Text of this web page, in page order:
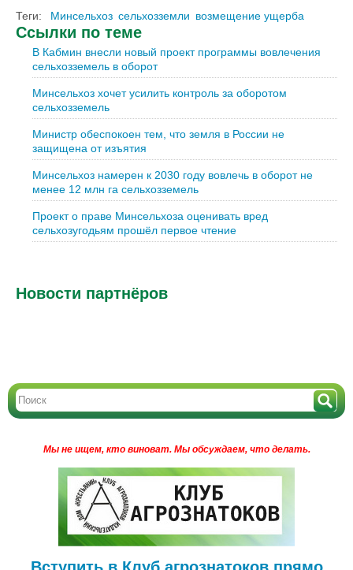
Теги:
Минсельхоз сельхозземли возмещение ущерба
Ссылки по теме
В Кабмин внесли новый проект программы вовлечения
сельхозземель в оборот
Минсельхоз хочет усилить контроль за оборотом
сельхозземель
Министр обеспокоен тем, что земля в России не
защищена от изъятия
Минсельхоз намерен к 2030 году вовлечь в оборот не
менее 12 млн га сельхозземель
Проект о праве Минсельхоза оценивать вред
сельхозугодьям прошёл первое чтение
Новости партнёров
Мы не ищем, кто виноват. Мы обсуждаем, что делать.
Вступить в Клуб агрознатоков прямо